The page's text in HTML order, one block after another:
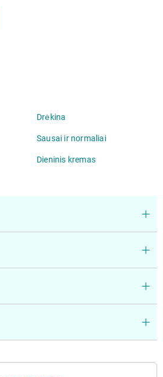
Drėkina
Sausai ir normaliai
Dieninis kremas